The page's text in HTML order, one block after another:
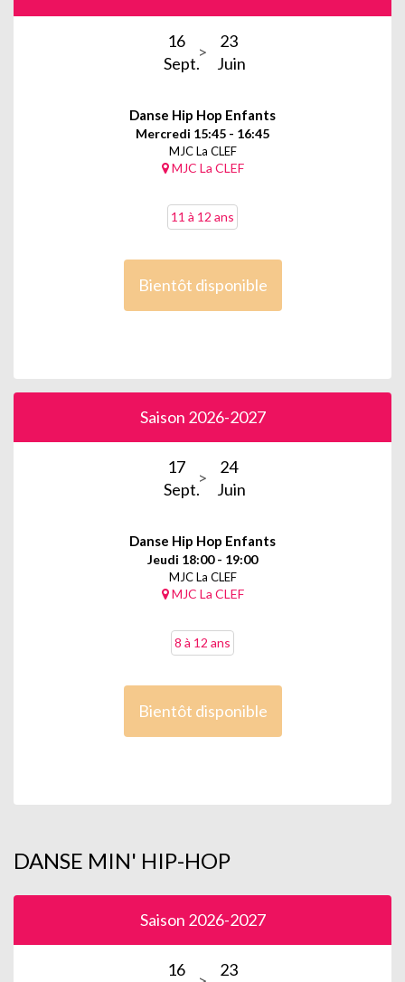
16
Sept.
23
Juin
Danse Hip Hop Enfants
Mercredi 15:45 - 16:45
MJC La CLEF
MJC La CLEF
11 à 12 ans
Bientôt disponible
Saison 2026-2027
17
Sept.
24
Juin
Danse Hip Hop Enfants
Jeudi 18:00 - 19:00
MJC La CLEF
MJC La CLEF
8 à 12 ans
Bientôt disponible
DANSE MIN' HIP-HOP
Saison 2026-2027
16
23